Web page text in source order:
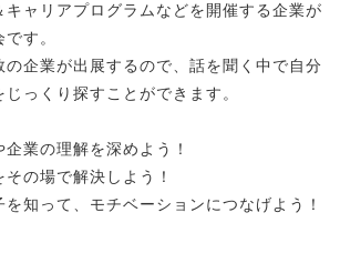
キャリアプログラムなどを開催する企業が
す。
の企業が出展するので、話を聞く中で自分
っくり探すことができます。
企業の理解を深めよう！
その場で解決しよう！
を知って、モチベーションにつなげよう！